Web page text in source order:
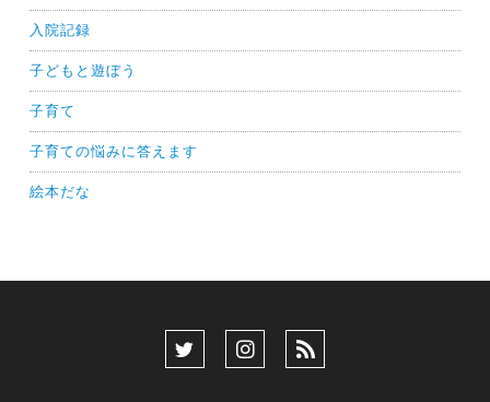
入院記録
子どもと遊ぼう
子育て
子育ての悩みに答えます
絵本だな